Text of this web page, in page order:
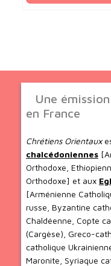
Une
en France
Chrétiens Orientaux
chalcédoniennes
Orthodoxe,
Orthodoxe] et aux
[Arménienne
russe, Byzantine
Chaldéenne, Copte
(Cargèse), Greco-
catholique
Maronite, Syriaque